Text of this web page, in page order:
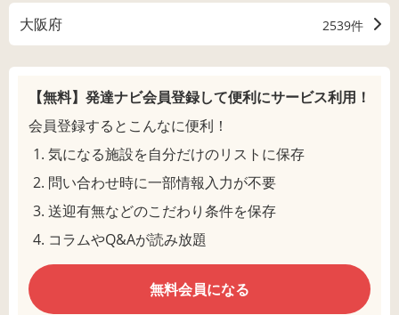
大阪府 2539件
【無料】発達ナビ会員登録して便利にサービス利用！
会員登録するとこんなに便利！
気になる施設を自分だけのリストに保存
問い合わせ時に一部情報入力が不要
送迎有無などのこだわり条件を保存
コラムやQ&Aが読み放題
無料会員になる